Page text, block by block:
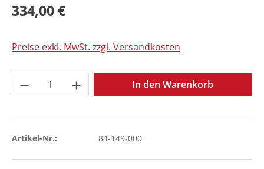
334,00 €
Preise exkl. MwSt. zzgl. Versandkosten
Produkt Anzahl: Gib den gewünschten
In den Warenkorb
Artikel-Nr.: 84-149-000